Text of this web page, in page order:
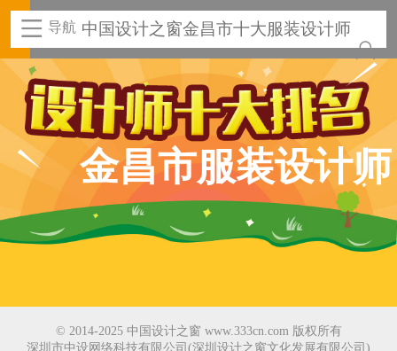
导航 中国设计之窗金昌市十大服装设计师
金昌市服装设计师
© 2014-2025 中国设计之窗 www.333cn.com 版权所有
深圳市中设网络科技有限公司(深圳设计之窗文化发展有限公司)